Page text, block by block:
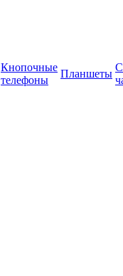
Кнопочные
телефоны
Планшеты